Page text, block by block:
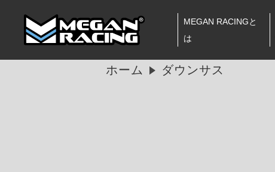
MEGAN RACINGと
は
ホーム ダウンサス